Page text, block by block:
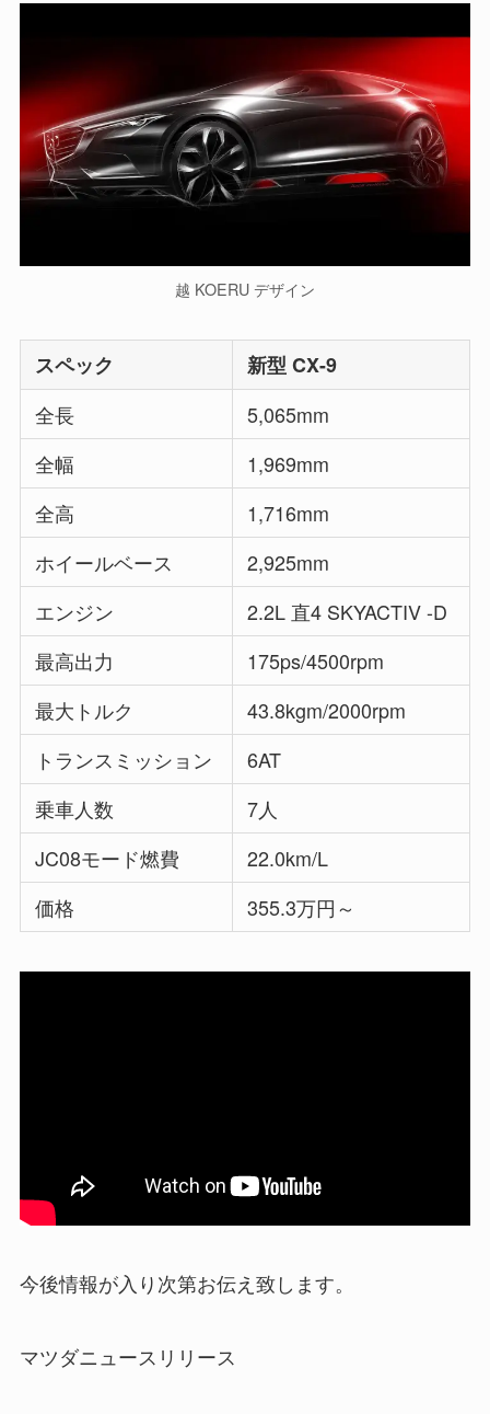
越 KOERU デザイン
スペック
新型 CX-9
全長
5,065mm
全幅
1,969mm
全高
1,716mm
ホイールベース
2,925mm
エンジン
2.2L 直4 SKYACTIV -D
最高出力
175ps/4500rpm
最大トルク
43.8kgm/2000rpm
トランスミッション
6AT
乗車人数
7人
JC08モード燃費
22.0km/L
価格
355.3万円～
今後情報が入り次第お伝え致します。
マツダニュースリリース